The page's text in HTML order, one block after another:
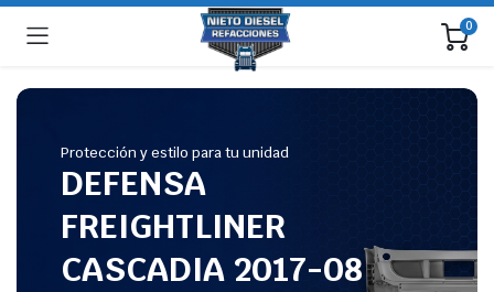
0
Protección y estilo para tu unidad
DEFENSA
FREIGHTLINER
CASCADIA 2017-08